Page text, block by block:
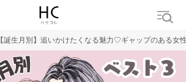
【誕生月別】追いかけたくなる魅力♡ギャップのある女